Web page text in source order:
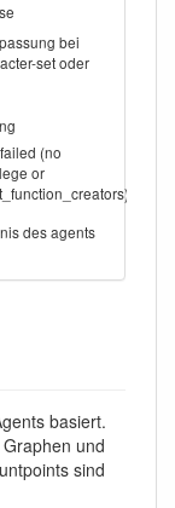
bei
set oder
(no
or
des agents
basiert.
und
sind